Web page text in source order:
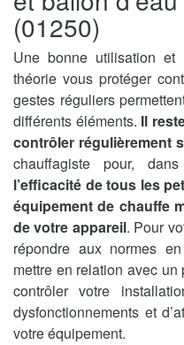
(01250)
Une bonne utilisation et
théorie vous protéger
gestes réguliers
différents éléments. Il
contrôler régulièrement
chauffagiste pour,
l’efficacité de tous les
équipement de chauffe
de votre appareil. Pour
répondre aux normes
mettre en relation avec un
contrôler votre
dysfonctionnements et
votre équipement.